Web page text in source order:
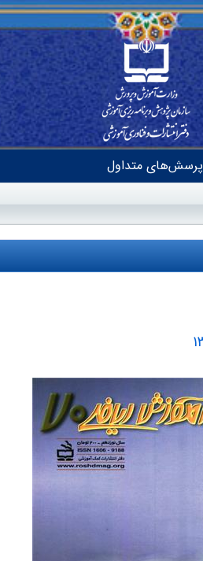
پرسش‌های متداول